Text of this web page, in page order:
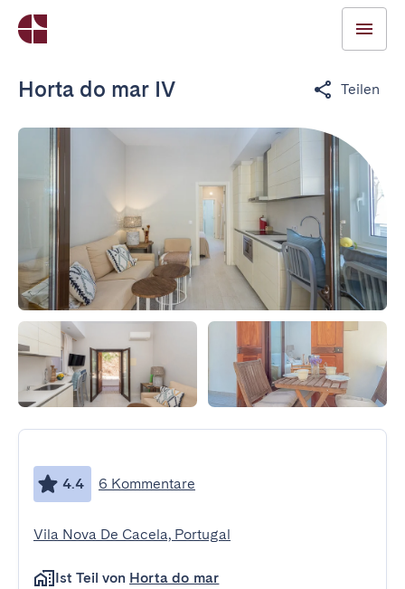
Horta do mar IV Teilen
4.4 6 Kommentare
Vila Nova De Cacela, Portugal
Ist Teil von Horta do mar